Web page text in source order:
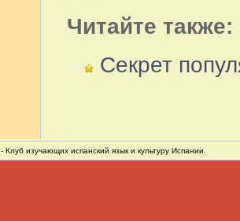
Читайте также:
Секрет
- Клуб изучающих испанский язык и культуру Испании.